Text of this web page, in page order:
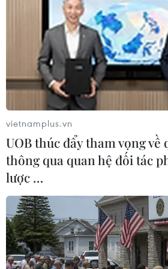
phường của Hà Nội sau
21/06/2025 01:15
Theo Nghị quyết số 1656/NQ-
16/6/2025 của Ủy ban Thường vụ
sắp xếp, thành phố Hà Nội có 126
cấp xã, gồm 51 phường và 75 xã.
vietnamplus.vn
UOB thúc đẩy tham vọng về
thông qua quan hệ đối tác
lược …